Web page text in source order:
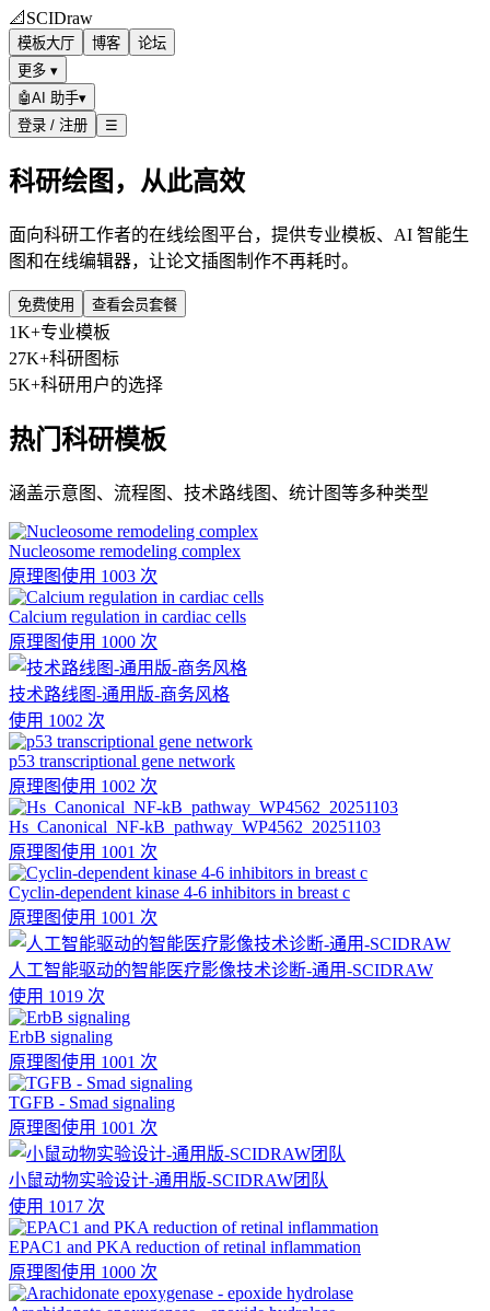
📐 SCIDraw
模板大厅 博客
论坛
更多 ▾
🤖AI 助手▾
登录 / 注册
☰
科研绘图，从此高效
面向科研工作者的在线绘图平台，提供专业模板、AI 智能生
图和在线编辑器，让论文插图制作不再耗时。
免费使用 查看会员套餐
1K+专业模板
27K+科研图标
5K+科研用户的选择
热门科研模板
涵盖示意图、流程图、技术路线图、统计图等多种类型
Nucleosome remodeling complex
原理图使用 1003 次
Calcium regulation in cardiac cells
原理图使用 1000 次
技术路线图-通用版-商务风格
使用 1002 次
p53 transcriptional gene network
原理图使用 1002 次
Hs_Canonical_NF-kB_pathway_WP4562_20251103
原理图使用 1001 次
Cyclin-dependent kinase 4-6 inhibitors in breast c
原理图使用 1001 次
人工智能驱动的智能医疗影像技术诊断-通用-SCIDRAW
使用 1019 次
ErbB signaling
原理图使用 1001 次
TGFB - Smad signaling
原理图使用 1001 次
小鼠动物实验设计-通用版-SCIDRAW团队
使用 1017 次
EPAC1 and PKA reduction of retinal inflammation
原理图使用 1000 次